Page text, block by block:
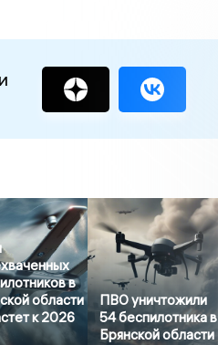
в
области
к 2026
ПВО уничтожили
54 беспилотника в
Брянской области